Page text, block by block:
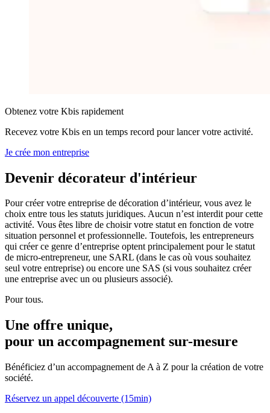
Obtenez votre Kbis rapidement
Recevez votre Kbis en un temps record pour lancer votre activité.
Je crée mon entreprise
Devenir décorateur d'intérieur
Pour créer votre entreprise de décoration d’intérieur, vous avez le
choix entre tous les statuts juridiques. Aucun n’est interdit pour cette
activité. Vous êtes libre de choisir votre statut en fonction de votre
situation personnel et professionnelle. Toutefois, les entrepreneurs
qui créer ce genre d’entreprise optent principalement pour le statut
de micro-entrepreneur, une SARL (dans le cas où vous souhaitez
seul votre entreprise) ou encore une SAS (si vous souhaitez créer
une entreprise avec un ou plusieurs associé).
Pour tous.
Une offre unique,
pour un accompagnement sur-mesure
Bénéficiez d’un accompagnement de A à Z pour la création de votre
société.
Réservez un appel découverte (15min)